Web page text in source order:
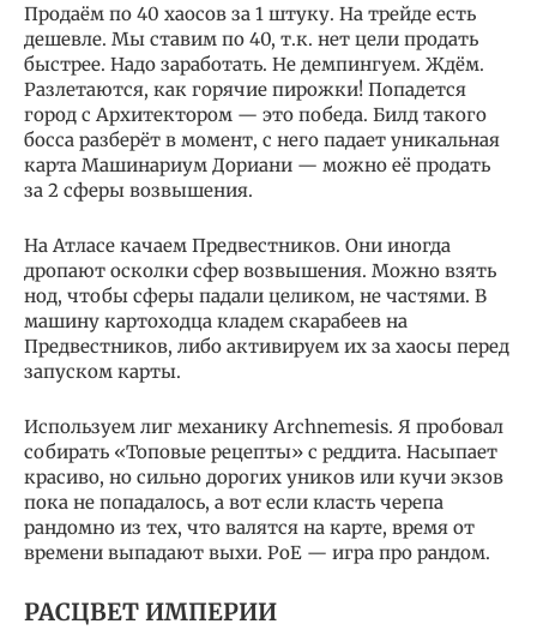
Продаём по 40 хаосов за 1 штуку. На трейде есть
дешевле. Мы ставим по 40, т.к. нет цели продать
быстрее. Надо заработать. Не демпингуем. Ждём.
Разлетаются, как горячие пирожки! Попадется
город с Архитектором — это победа. Билд такого
босса разберёт в момент, с него падает уникальная
карта Машинариум Дориани — можно её продать
за 2 сферы возвышения.
На Атласе качаем Предвестников. Они иногда
дропают осколки сфер возвышения. Можно взять
нод, чтобы сферы падали целиком, не частями. В
машину картоходца кладем скарабеев на
Предвестников, либо активируем их за хаосы перед
запуском карты.
Используем лиг механику Archnemesis. Я пробовал
собирать «Топовые рецепты» с реддита. Насыпает
красиво, но сильно дорогих уников или кучи экзов
пока не попадалось, а вот если класть черепа
рандомно из тех, что валятся на карте, время от
времени выпадают выхи. PoE — игра про рандом.
РАСЦВЕТ ИМПЕРИИ